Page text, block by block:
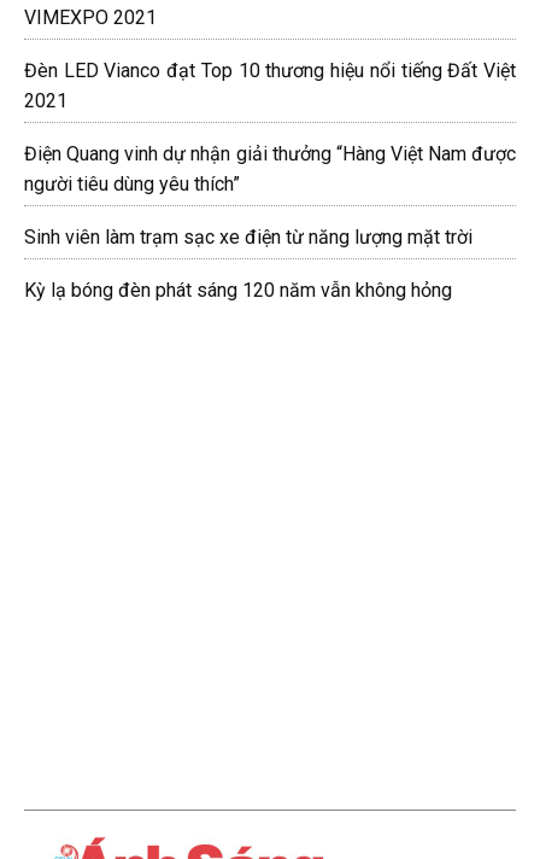
VIMEXPO 2021
Đèn LED Vianco đạt Top 10 thương hiệu nổi tiếng Đất Việt
2021
Điện Quang vinh dự nhận giải thưởng “Hàng Việt Nam được
người tiêu dùng yêu thích”
Sinh viên làm trạm sạc xe điện từ năng lượng mặt trời
Kỳ lạ bóng đèn phát sáng 120 năm vẫn không hỏng